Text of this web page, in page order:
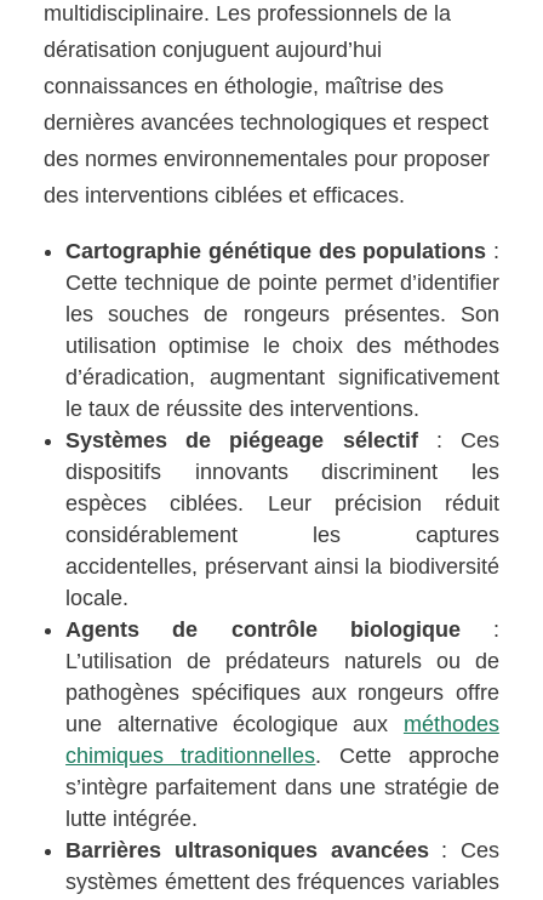
multidisciplinaire. Les professionnels de la
dératisation conjuguent aujourd’hui
connaissances en éthologie, maîtrise des
dernières avancées technologiques et respect
des normes environnementales pour proposer
des interventions ciblées et efficaces.
Cartographie génétique des populations :
Cette technique de pointe permet d’identifier
les souches de rongeurs présentes. Son
utilisation optimise le choix des méthodes
d’éradication, augmentant significativement
le taux de réussite des interventions.
Systèmes de piégeage sélectif: Ces
dispositifs innovants discriminent les
espèces ciblées. Leur précision réduit
considérablement les captures
accidentelles, préservant ainsi la biodiversité
locale.
Agents de contrôle biologique:
L’utilisation de prédateurs naturels ou de
pathogènes spécifiques aux rongeurs offre
une alternative écologique aux méthodes
chimiques traditionnelles. Cette approche
s’intègre parfaitement dans une stratégie de
lutte intégrée.
Barrières ultrasoniques avancées: Ces
systèmes émettent des fréquences variables